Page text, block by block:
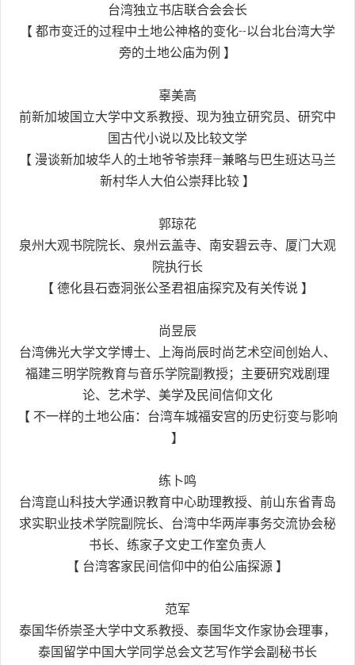
台湾独立书店联合会会长
【 都市变迁的过程中土地公神格的变化--以台北台湾大学
旁的土地公庙为例 】
辜美高
前新加坡国立大学中文系教授、现为独立研究员、研究中
国古代小说以及比较文学
【 漫谈新加坡华人的土地爷爷崇拜—兼略与巴生班达马兰
新村华人大伯公崇拜比较 】
郭琼花
泉州大观书院院长、泉州云盖寺、南安碧云寺、厦门大观
院执行长
【 德化县石壺洞张公圣君祖庙探究及有关传说 】
尚昱辰
台湾佛光大学文学博士、上海尚辰时尚艺术空间创始人、
福建三明学院教育与音乐学院副教授；主要研究戏剧理
论、艺术学、美学及民间信仰文化
【 不一样的土地公庙：台湾车城福安宫的历史衍变与影响
】
练卜鸣
台湾崑山科技大学通识教育中心助理教授、前山东省青岛
求实职业技术学院副院长、台湾中华两岸事务交流协会秘
书长、练家子文史工作室负责人
【 台湾客家民间信仰中的伯公庙探源 】
范军
泰国华侨崇圣大学中文系教授、泰国华文作家协会理事，
泰国留学中国大学同学总会文艺写作学会副秘书长